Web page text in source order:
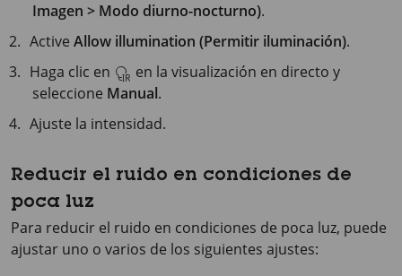
Imagen > Modo diurno-nocturno).
ActiveAllow illumination (Permitir iluminación).
Haga clic en
en la visualización en directo y
seleccione Manual.
Ajuste la intensidad.
Reducir el ruido en condiciones de
poca luz
Para reducir el ruido en condiciones de poca luz, puede
ajustar uno o varios de los siguientes ajustes: